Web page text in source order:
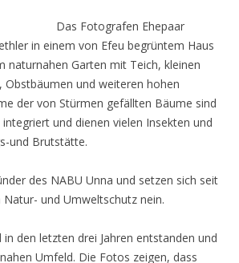
Das Fotografen Ehepaar
in einem von Efeu begrüntem Haus
naturnahen Garten mit Teich, kleinen
Obstbäumen und weiteren hohen
der von Stürmen gefällten Bäume sind
und dienen vielen Insekten und
und Brutstätte.
des NABU Unna und setzen sich seit
Natur- und Umweltschutz nein.
den letzten drei Jahren entstanden und
Umfeld. Die Fotos zeigen, dass